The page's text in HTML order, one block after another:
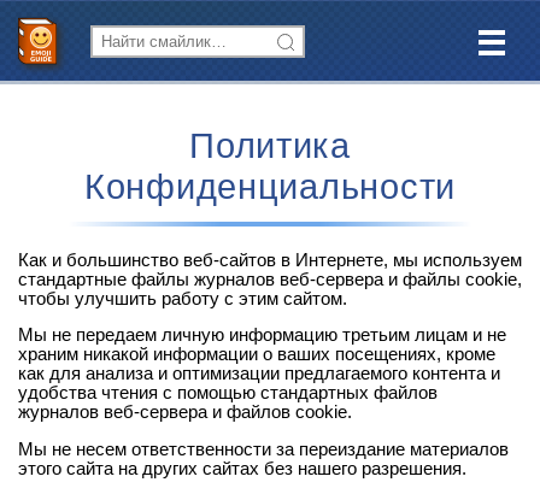
Политика
Конфиденциальности
Как и большинство веб-сайтов в Интернете, мы используем
стандартные файлы журналов веб-сервера и файлы cookie,
чтобы улучшить работу с этим сайтом.
Мы не передаем личную информацию третьим лицам и не
храним никакой информации о ваших посещениях, кроме
как для анализа и оптимизации предлагаемого контента и
удобства чтения с помощью стандартных файлов
журналов веб-сервера и файлов cookie.
Мы не несем ответственности за переиздание материалов
этого сайта на других сайтах без нашего разрешения.